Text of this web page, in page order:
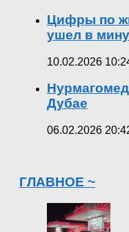
Цифры по
ушел в
10.02.2026
Дубае
06.02.2026
ГЛАВНОЕ ~